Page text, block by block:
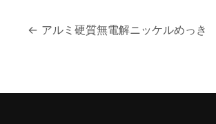
投
← アルミ硬質無電解ニッケルめっき